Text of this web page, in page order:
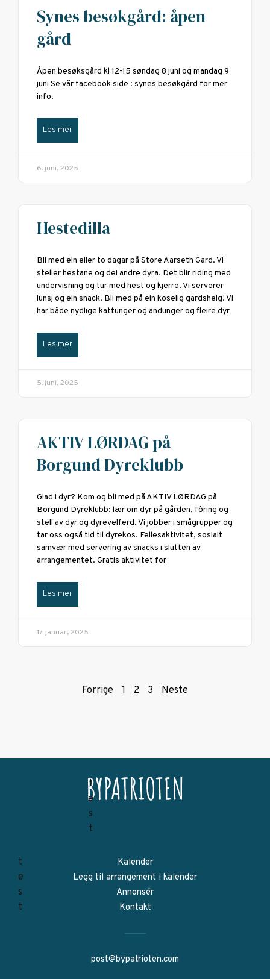
Synes besøkgård: åpen
gård
Åpen besøksgård kl 12-15 søndag 8 juni og mandag 9
juni Se vår facebook side : synes besøkgård for mer
info.
Les mer
6. juni, 2025
Hestedilla
Bli med ein eller to dagar på Store Aarseth Gard. Vi
steller hestane og dei andre dyra. Det blir riding med
undervisning og tur med hest og kjerre. Vi serverer
lunsj og ein snack. Bli med på ein koselig gardshelg! Vi
har både nydlige kattunger og andunger og fleire dyr
Les mer
5. juni, 2025
AKTIV LØRDAG på
Borgund Dyreklubb
Glad i dyr? Kom og bli med på AKTIV LØRDAG på
Borgund Dyreklubb: lær om dyr på gården, fôring og
stell av dyr og dyrevelferd. Vi jobber i smågrupper og
tar oss også tid til dyrekos. Fellesaktivitet, sosialt
samvær med servering av snacks i slutten av
arrangementet. Gratis aktivitet for
Les mer
17. januar, 2025
Forrige 1 2 3 Neste
Kalender
Legg til arrangement i kalender
Annonsér
Kontakt
post@bypatrioten.com